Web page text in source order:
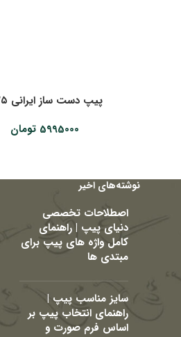
پیپ دست ساز ایرانی ۸۱۷۵
5995000 تومان
نوشته‌های اخیر
اصطلاحات تخصصی
دنیای پیپ | راهنمای
کامل واژه های پیپ برای
مبتدی ها
سایز مناسب پیپ |
راهنمای انتخاب پیپ بر
اساس فرم صورت و